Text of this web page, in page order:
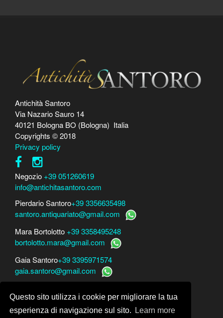
Questo sito utilizza i cookie per migliorare la tua
esperienza di navigazione sul sito.
Learn more
Antichità Santoro
Via Nazario Sauro 14
40121 Bologna BO (Bologna) Italia
Copyrights © 2018
Privacy policy
Negozio +39 051260619
info@antichitasantoro.com
Pierdario Santoro+39 3356635498
santoro.antiquariato@gmail.com
Mara Bortolotto +39 3358495248
bortolotto.mara@gmail.com
Gaia Santoro+39 3395971574
gaia.santoro@gmail.com
Mara Bortolottowww.perito-arte-antiquariato.it
Dario Santorowww.peritoarte.info